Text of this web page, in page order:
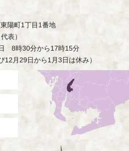
陽町1丁目1番地
表）
8時30分から17時15分
12月29日から1月3日は休み）